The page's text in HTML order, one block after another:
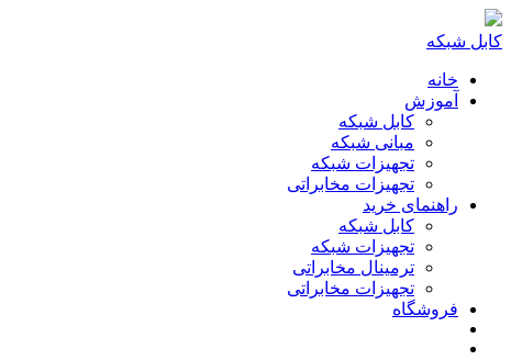
کابل شبکه
خانه
آموزش
کابل شبکه
مبانی شبکه
تجهیزات شبکه
تجهیزات مخابراتی
راهنمای خرید
کابل شبکه
تجهیزات شبکه
ترمینال مخابراتی
تجهیزات مخابراتی
فروشگاه